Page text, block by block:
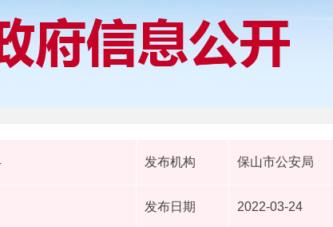
发布机构 保山市公安局
发布日期 2022-03-24